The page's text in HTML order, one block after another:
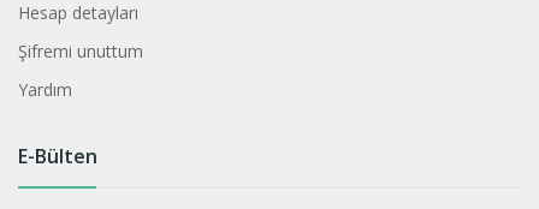
Hesap detayları
Şifremi unuttum
Yardım
E-Bülten